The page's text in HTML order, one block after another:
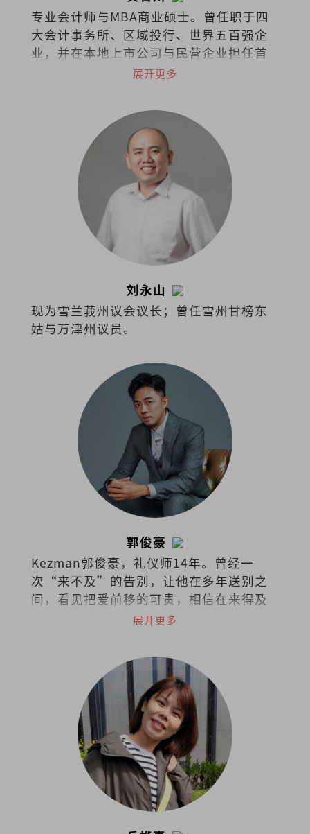
专业会计师与MBA商业硕士。曾任职于四
大会计事务所、区域投行、世界五百强企
业，并在本地上市公司与民营企业担任首
席财务长（CFO）。热衷于企业策略、战
题；喜欢阅读、聆听、分析、分享。
展开更多
刘永山
现为雪兰莪州议会议长；曾任雪州甘榜东
姑与万津州议员。
郭俊豪
Kezman郭俊豪，礼仪师14年。曾经一
次“来不及”的告别，让他在多年送别之
间，看见把爱前移的可贵，相信在来得及
以前，多做一点，能让遗憾少一些，也让
展开更多